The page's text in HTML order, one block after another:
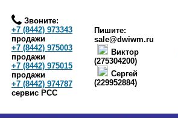
Звоните:
+7 (8442) 973343
продажи
+7 (8442) 975003
продажи
+7 (8442) 975015
продажи
+7 (8442) 974787
сервис РСС
Пишите:
sale@dwiwm.ru
Виктор
(275304200)
Сергей
(229952884)